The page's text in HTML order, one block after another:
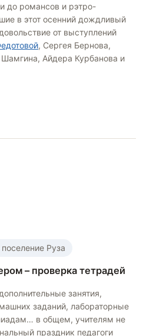
до романсов и рэтро-
в этот осенний дождливый
от выступлений
, Сергея Бернова,
Айдера Курбанова и
Руза
– проверка тетрадей
занятия,
заданий, лабораторные
в общем, учителям не
праздник педагоги